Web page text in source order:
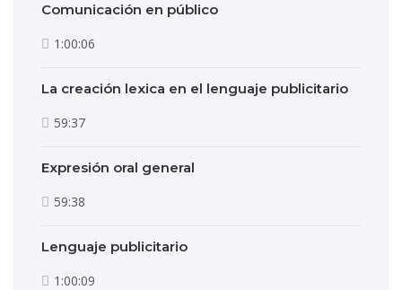
Comunicación en público
1:00:06
La creación lexica en el lenguaje publicitario
59:37
Expresión oral general
59:38
Lenguaje publicitario
1:00:09